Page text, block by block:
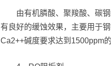
由有机膦酸、聚羧酸、碳
有良好的缓蚀效果，主要用于
Ca2++碱度要求达到1500ppm